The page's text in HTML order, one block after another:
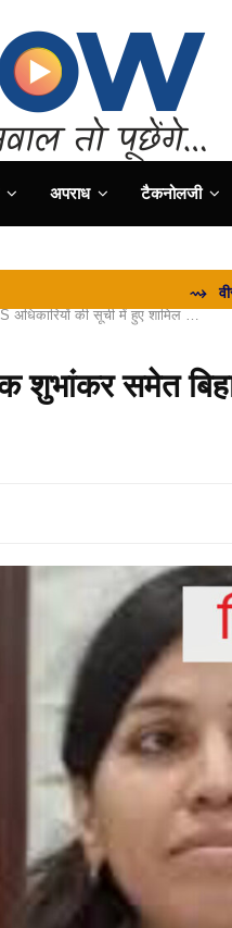
अपराध टैकनोलजी
⇝ वीर कुंवर सिंह चेक
अधिकारियों की सूची में हुए शामिल …
शुभांकर समेत